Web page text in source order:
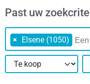
Past uw
× Elsene (1050)